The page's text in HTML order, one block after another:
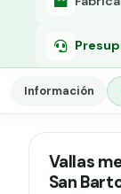
Información
Vallas
San